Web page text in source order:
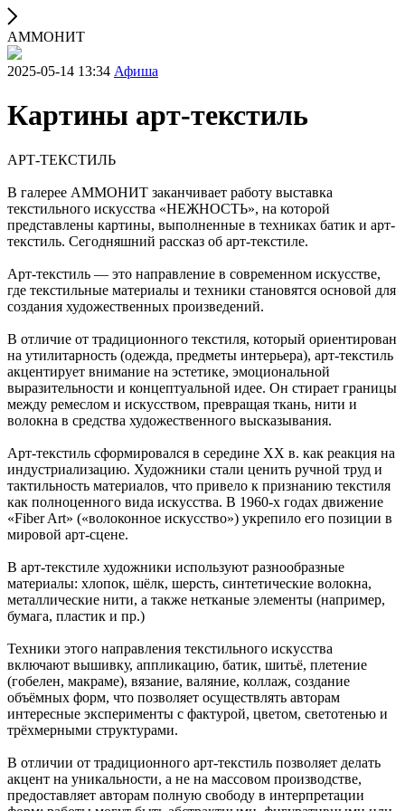
АММОНИТ
2025-05-14 13:34 Афиша
Картины арт-текстиль
АРТ-ТЕКСТИЛЬ
В галерее АММОНИТ заканчивает работу выставка
текстильного искусства «НЕЖНОСТЬ», на которой
представлены картины, выполненные в техниках батик и арт-
текстиль. Сегодняшний рассказ об арт-текстиле.
Арт-текстиль — это направление в современном искусстве,
где текстильные материалы и техники становятся основой для
создания художественных произведений.
В отличие от традиционного текстиля, который ориентирован
на утилитарность (одежда, предметы интерьера), арт-текстиль
акцентирует внимание на эстетике, эмоциональной
выразительности и концептуальной идее. Он стирает границы
между ремеслом и искусством, превращая ткань, нити и
волокна в средства художественного высказывания.
Арт-текстиль сформировался в середине XX в. как реакция на
индустриализацию. Художники стали ценить ручной труд и
тактильность материалов, что привело к признанию текстиля
как полноценного вида искусства. В 1960-х годах движение
«Fiber Art» («волоконное искусство») укрепило его позиции в
мировой арт-сцене.
В арт-текстиле художники используют разнообразные
материалы: хлопок, шёлк, шерсть, синтетические волокна,
металлические нити, а также нетканые элементы (например,
бумага, пластик и пр.)
Техники этого направления текстильного искусства
включают вышивку, аппликацию, батик, шитьё, плетение
(гобелен, макраме), вязание, валяние, коллаж, создание
объёмных форм, что позволяет осуществлять авторам
интересные эксперименты с фактурой, цветом, светотенью и
трёхмерными структурами.
В отличии от традиционного арт-текстиль позволяет делать
акцент на уникальности, а не на массовом производстве,
предоставляет авторам полную свободу в интерпретации